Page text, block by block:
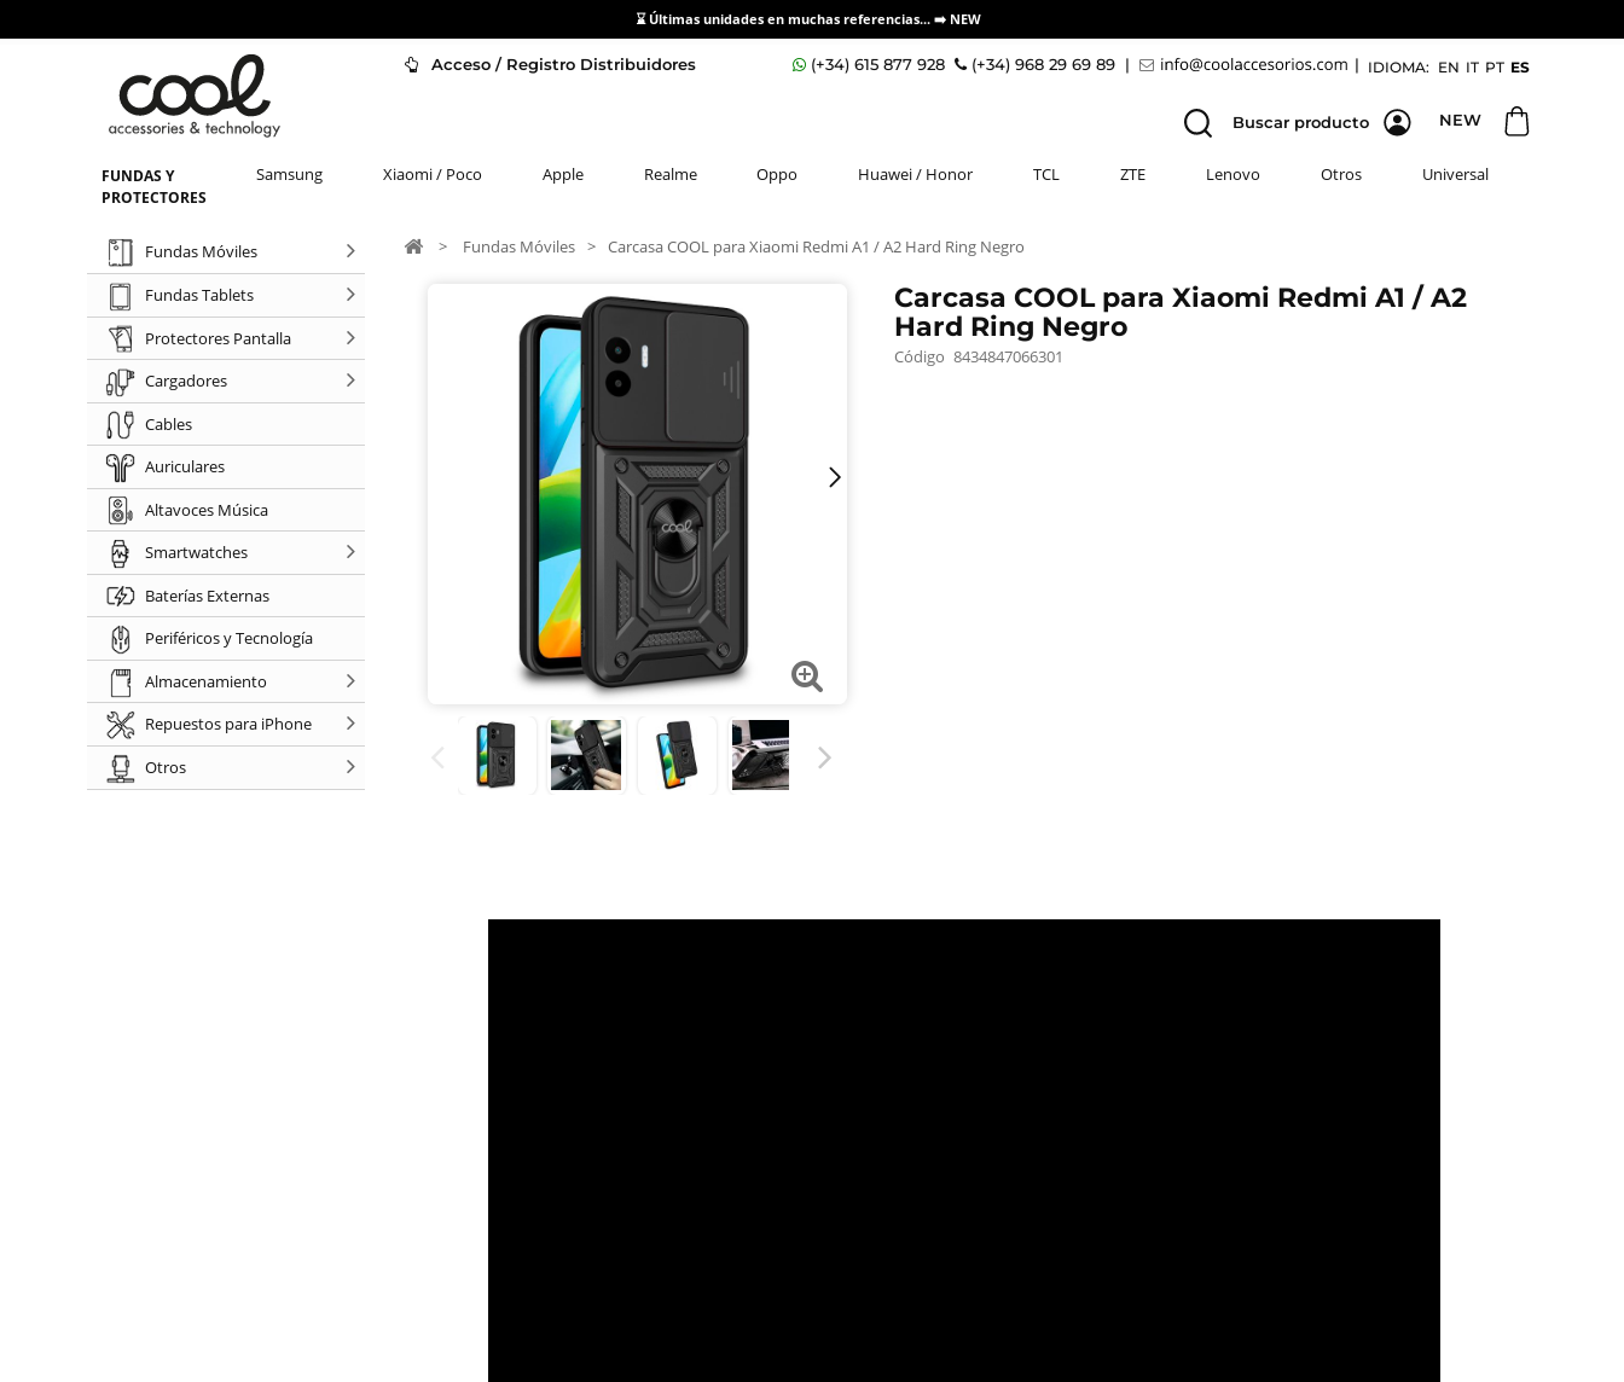
⌛ Últimas unidades en muchas referencias... ➡️ NEW
Acceso / Registro Distribuidores IDIOMA: EN IT PT ES
(+34) 615 877 928 (+34) 968 29 69 89 | |
NEW
Buscar producto
FUNDAS Y
PROTECTORES
Samsung Xiaomi / Poco Apple Realme Oppo Huawei / Honor TCL ZTE Lenovo Otros Universal
Fundas Móviles
Fundas Tablets
Protectores Pantalla
Cargadores
Cables
Auriculares
Altavoces Música
Smartwatches
Baterías Externas
Periféricos y Tecnología
Almacenamiento
Repuestos para iPhone
Otros
> Fundas Móviles > Carcasa COOL para Xiaomi Redmi A1 / A2 Hard Ring Negro
Carcasa COOL para Xiaomi Redmi A1 / A2
Hard Ring Negro
Código 8434847066301